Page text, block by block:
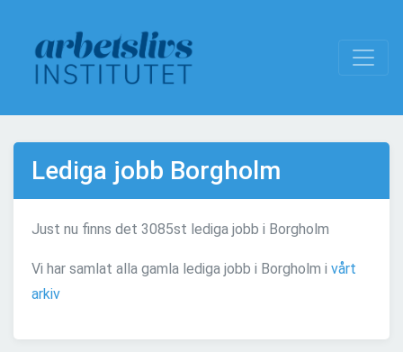
Lediga jobb Borgholm
Just nu finns det 3085st lediga jobb i Borgholm
Vi har samlat alla gamla lediga jobb i Borgholm i vårt
arkiv